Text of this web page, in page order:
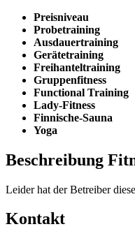
Preisniveau
Probetraining
Ausdauertraining
Gerätetraining
Freihanteltraining
Gruppenfitness
Functional Training
Lady-Fitness
Finnische-Sauna
Yoga
Beschreibung
Leider hat der Betreiber
Kontakt